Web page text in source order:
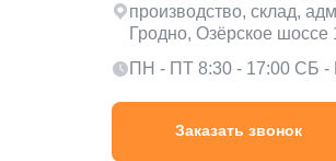
производство, склад,
Гродно, Озёрское шоссе
ПН - ПТ 8:30 - 17:00 СБ -
Заказать звонок